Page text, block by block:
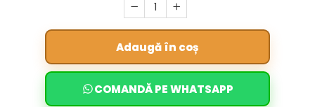
Adaugă în coș
COMANDĂ PE WHATSAPP